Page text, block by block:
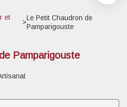
et
>
Le Petit Chaudron de
Pamparigouste
Pamparigouste